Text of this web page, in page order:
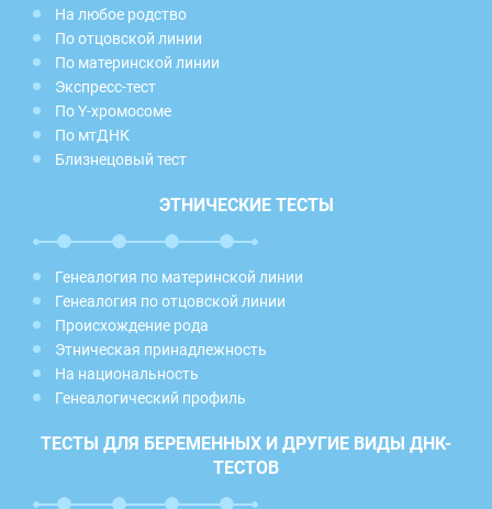
На любое родство
По отцовской линии
По материнской линии
Экспресс-тест
По Y-хромосоме
По мтДНК
Близнецовый тест
ЭТНИЧЕСКИЕ ТЕСТЫ
Генеалогия по материнской линии
Генеалогия по отцовской линии
Происхождение рода
Этническая принадлежность
На национальность
Генеалогический профиль
ТЕСТЫ ДЛЯ БЕРЕМЕННЫХ И ДРУГИЕ ВИДЫ ДНК-
ТЕСТОВ